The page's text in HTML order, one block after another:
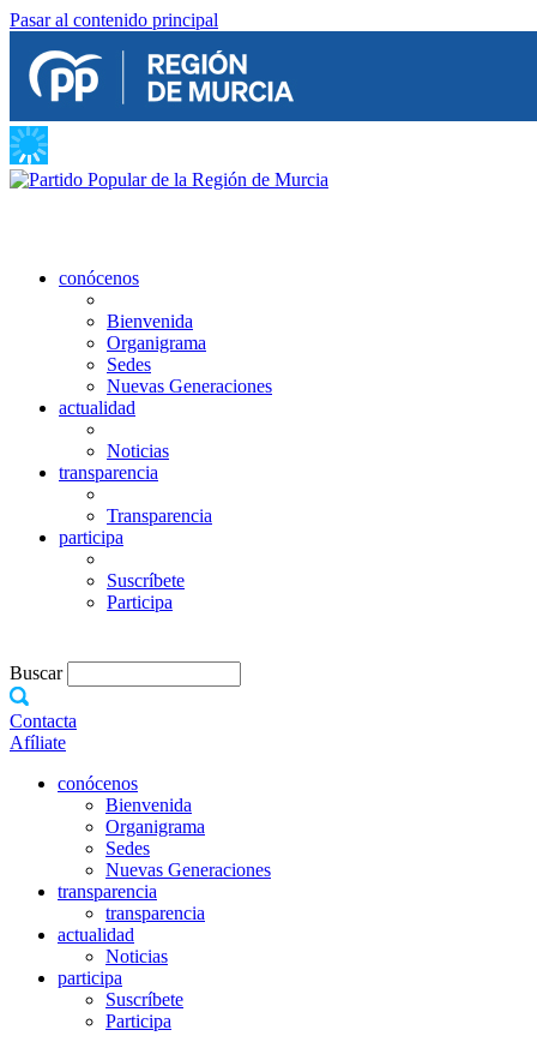
Pasar al contenido principal
conócenos
Bienvenida
Organigrama
Sedes
Nuevas Generaciones
actualidad
Noticias
transparencia
Transparencia
participa
Suscríbete
Participa
Buscar
Contacta
Afíliate
conócenos
Bienvenida
Organigrama
Sedes
Nuevas Generaciones
transparencia
transparencia
actualidad
Noticias
participa
Suscríbete
Participa